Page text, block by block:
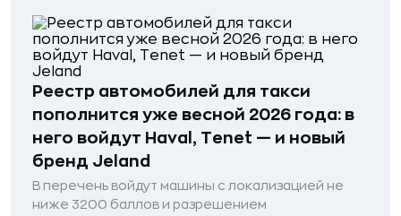
Реестр автомобилей для такси
пополнится уже весной 2026 года: в
него войдут Haval, Tenet — и новый
бренд Jeland
В перечень войдут машины с локализацией не
ниже 3200 баллов и разрешением